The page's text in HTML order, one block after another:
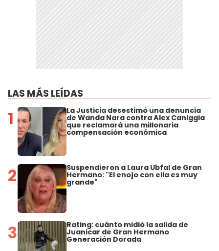
LAS MÁS LEÍDAS
1 La Justicia desestimó una denuncia
de Wanda Nara contra Alex Caniggia
que reclamará una millonaria
compensación económica
2 Suspendieron a Laura Ubfal de Gran
Hermano: "El enojo con ella es muy
grande"
3 Rating: cuánto midió la salida de
Juanicar de Gran Hermano
Generación Dorada